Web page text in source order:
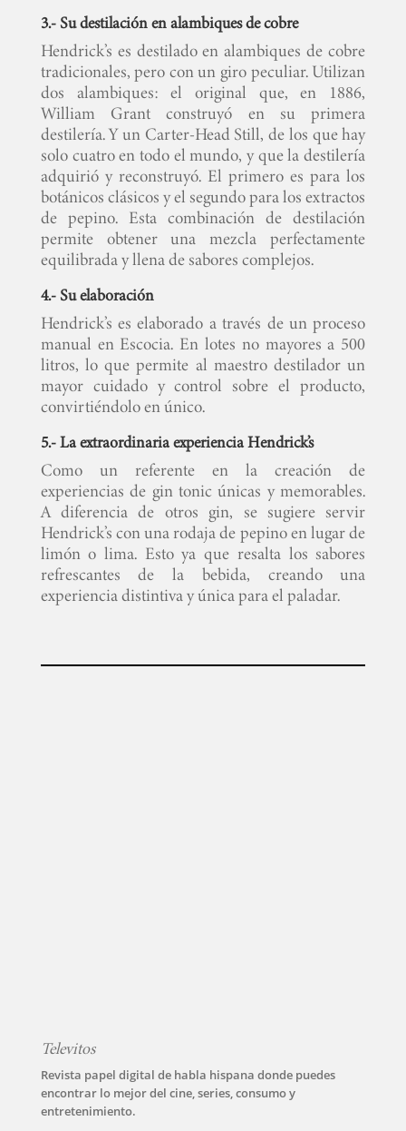
3.- Su destilación en alambiques de cobre
Hendrick’s es destilado en alambiques de cobre
tradicionales, pero con un giro peculiar. Utilizan
dos alambiques: el original que, en 1886,
William Grant construyó en su primera
destilería. Y un Carter-Head Still, de los que hay
solo cuatro en todo el mundo, y que la destilería
adquirió y reconstruyó. El primero es para los
botánicos clásicos y el segundo para los extractos
de pepino. Esta combinación de destilación
permite obtener una mezcla perfectamente
equilibrada y llena de sabores complejos.
4.- Su elaboración
Hendrick’s es elaborado a través de un proceso
manual en Escocia. En lotes no mayores a 500
litros, lo que permite al maestro destilador un
mayor cuidado y control sobre el producto,
convirtiéndolo en único.
5.- La extraordinaria experiencia Hendrick’s
Como un referente en la creación de
experiencias de gin tonic únicas y memorables.
A diferencia de otros gin, se sugiere servir
Hendrick’s con una rodaja de pepino en lugar de
limón o lima. Esto ya que resalta los sabores
refrescantes de la bebida, creando una
experiencia distintiva y única para el paladar.
Televitos
Revista papel digital de habla hispana donde puedes
encontrar lo mejor del cine, series, consumo y
entretenimiento.